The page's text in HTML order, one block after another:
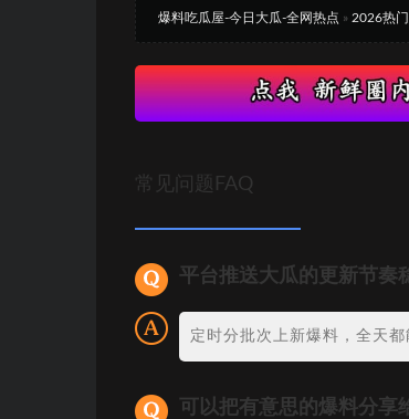
爆料吃瓜屋-今日大瓜-全网热点 » 2026热
常见问题FAQ
平台推送大瓜的更新节奏
定时分批次上新爆料，全天都
可以把有意思的爆料分享